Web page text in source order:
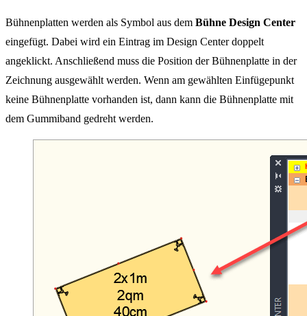
Bühnenplatten werden als Symbol aus dem Bühne Design Center
eingefügt. Dabei wird ein Eintrag im Design Center doppelt
angeklickt. Anschließend muss die Position der Bühnenplatte in der
Zeichnung ausgewählt werden. Wenn am gewählten Einfügepunkt
keine Bühnenplatte vorhanden ist, dann kann die Bühnenplatte mit
dem Gummiband gedreht werden.